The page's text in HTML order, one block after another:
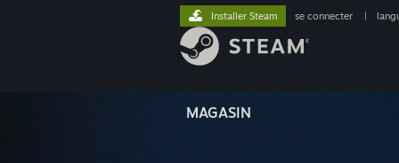
MAGASIN
Installer Steam se connecter